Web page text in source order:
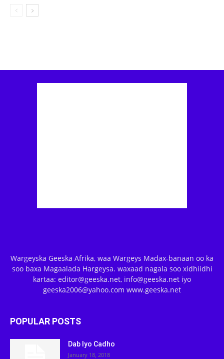
Wargeyska Geeska Afrika, waa Wargeys Madax-banaan oo ka
soo baxa Magaalada Hargeysa. waxaad nagala soo xidhiidhi
kartaa: editor@geeska.net, info@geeska.net iyo
geeska2006@yahoo.com www.geeska.net
POPULAR POSTS
Dab Iyo Cadho
January 18, 2018